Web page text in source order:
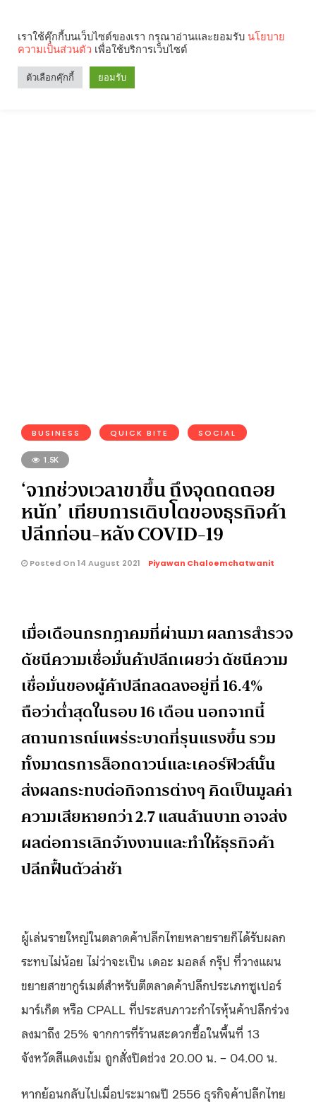
BUSINESS QUICK BITE SOCIAL
1.5K
‘จากช่วงเวลาขาขึ้น ถึงจุดถดถอย
หนัก’ เทียบการเติบโตของธุรกิจค้า
ปลีกก่อน-หลัง COVID-19
Posted On 14 August 2021 Piyawan Chaloemchatwanit
เมื่อเดือนกรกฎาคมที่ผ่านมา ผลการสำรวจ
ดัชนีความเชื่อมั่นค้าปลีกเผยว่า ดัชนีความ
เชื่อมั่นของผู้ค้าปลีกลดลงอยู่ที่ 16.4%
ถือว่าต่ำสุดในรอบ 16 เดือน นอกจากนี้
สถานการณ์แพร่ระบาดที่รุนแรงขึ้น รวม
ทั้งมาตรการล็อกดาวน์และเคอร์ฟิวส์นั้น
ส่งผลกระทบต่อกิจการต่างๆ คิดเป็นมูลค่า
ความเสียหายกว่า 2.7 แสนล้านบาท อาจส่ง
ผลต่อการเลิกจ้างงานและทำให้ธุรกิจค้า
ปลีกฟื้นตัวล่าช้า
ผู้เล่นรายใหญ่ในตลาดค้าปลีกไทยหลายรายก็ได้รับผลก
ระทบไม่น้อย ไม่ว่าจะเป็น เดอะ มอลล์ กรุ๊ป ที่วางแผน
ขยายสาขากูร์เมต์สำหรับตีตลาดค้าปลีกประเภทซูเปอร์
มาร์เก็ต หรือ CPALL ที่ประสบภาวะกำไรหุ้นค้าปลีกร่วง
ลงมาถึง 25% จากการที่ร้านสะดวกซื้อในพื้นที่ 13
จังหวัดสีแดงเข้ม ถูกสั่งปิดช่วง 20.00 น. – 04.00 น.
หากย้อนกลับไปเมื่อประมาณปี 2556 ธุรกิจค้าปลีกไทย
เราใช้คุ๊กกี้บนเว็บไซต์ของเรา กรุณาอ่านและยอมรับ นโยบาย
ความเป็นส่วนตัว เพื่อใช้บริการเว็บไซต์
ตัวเลือกคุ๊กกี้ ยอมรับ